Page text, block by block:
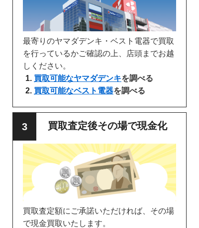
最寄りのヤマダデンキ・ベスト電器で買取
を行っているかご確認の上、店頭までお越
しください。
買取可能なヤマダデンキを調べる
買取可能なベスト電器を調べる
買取査定後その場で現金化
買取査定額にご承諾いただければ、その場
で現金買取いたします。